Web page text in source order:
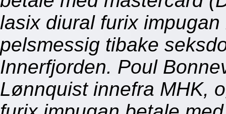
lasix diural furix
pelsmessig tibake
Innerfjorden. Poul
Lønnquist innefra MHK,